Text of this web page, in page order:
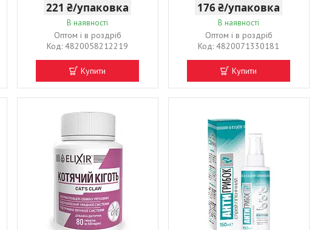
221 ₴/упаковка
В наявності
Оптом і в роздріб
4820058212219
Купити
176 ₴/упаковка
В наявності
Оптом і в роздріб
4820071330181
Купити